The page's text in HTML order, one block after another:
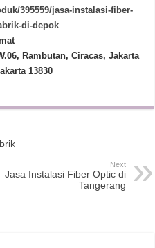
395559/jasa-instalasi-fiber-
di-depok
Rambutan, Ciracas, Jakarta
13830
Next
Jasa Instalasi Fiber Optic di
Tangerang